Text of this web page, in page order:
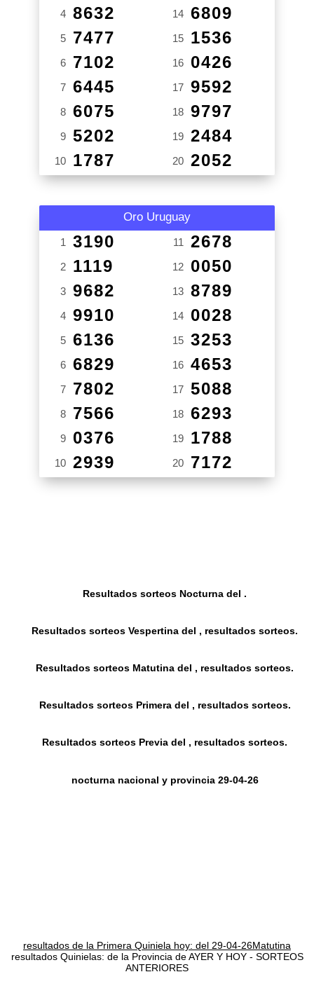
4 8632
5 7477
6 7102
7 6445
8 6075
9 5202
10 1787
14 6809
15 1536
16 0426
17 9592
18 9797
19 2484
20 2052
Oro Uruguay
1 3190
2 1119
3 9682
4 9910
5 6136
6 6829
7 7802
8 7566
9 0376
10 2939
11 2678
12 0050
13 8789
14 0028
15 3253
16 4653
17 5088
18 6293
19 1788
20 7172
Resultados sorteos Nocturna del .
Resultados sorteos Vespertina del , resultados sorteos.
Resultados sorteos Matutina del , resultados sorteos.
Resultados sorteos Primera del , resultados sorteos.
Resultados sorteos Previa del , resultados sorteos.
nocturna nacional y provincia 29-04-26
resultados de la Primera Quiniela hoy: del 29-04-26Matutina
resultados Quinielas: de la Provincia de AYER Y HOY - SORTEOS
ANTERIORES